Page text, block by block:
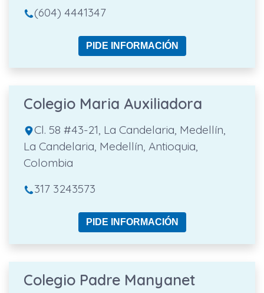
(604) 4441347
PIDE INFORMACIÓN
Colegio Maria Auxiliadora
Cl. 58 #43-21, La Candelaria, Medellín,
La Candelaria, Medellín, Antioquia,
Colombia
317 3243573
PIDE INFORMACIÓN
Colegio Padre Manyanet